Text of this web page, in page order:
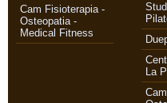
Cam Fisioterapia -
Osteopatia -
Medical Fitness
La